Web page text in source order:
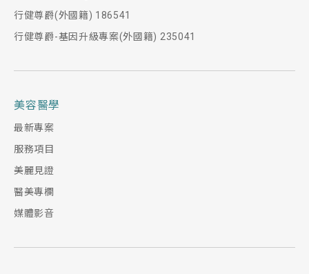
行健尊爵(外國籍) 186541
行健尊爵-基因升級專案(外國籍) 235041
美容醫學
最新專案
服務項目
美麗見證
醫美專欄
媒體影音